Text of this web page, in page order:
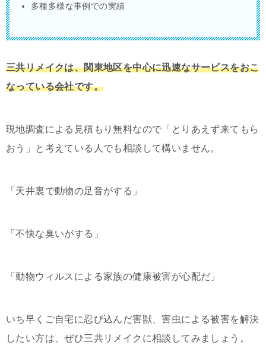
多種多様な事例での実績
三共リメイクは、関東地区を中心に迅速なサービスをおこ
なっている会社です。
現地調査による見積もり無料なので「とりあえず来てもら
おう」と考えている人でも相談して構いません。
「天井裏で動物の足音がする」
「不快な臭いがする」
「動物ウィルスによる家族の健康被害が心配だ」
いち早くご自宅に忍び込んだ害獣、害虫による被害を解決
したい方は、ぜひ三共リメイクに相談してみましょう。